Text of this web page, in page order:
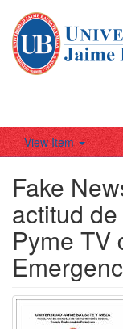
View Item
Fake
actitud
Pyme TV